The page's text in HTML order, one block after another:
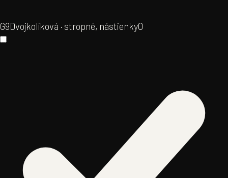
G9Dvojkolíková · stropné, nástienky0